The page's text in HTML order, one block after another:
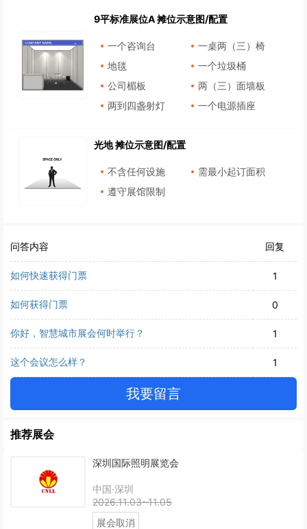
9平标准展位A 摊位示意图/配置
一个咨询台
一桌两（三）椅
地毯
一个垃圾桶
公司楣板
两（三）面墙板
两到四盏射灯
一个电源插座
光地 摊位示意图/配置
不含任何设施
需最小起订面积
遵守展馆限制
问答内容 回复
如何快速获得门票 1
如何获得门票 0
你好，智慧城市展会何时举行？ 1
这个会议怎么样？ 1
我要留言
推荐展会
深圳国际照明展览会
中国·深圳
2026.11.03~11.05
展会取消